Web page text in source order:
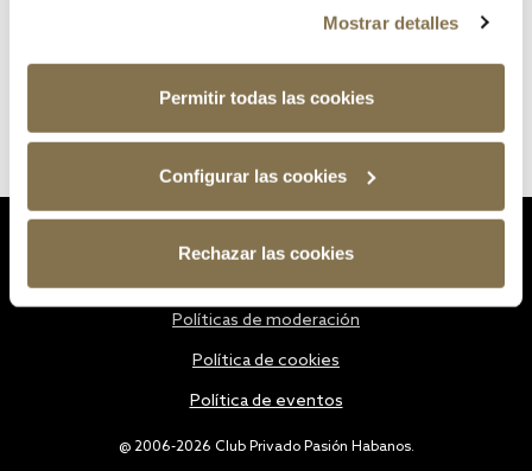
Mostrar detalles
Permitir todas las cookies
Configurar las cookies
Rechazar las cookies
@ 2006-2026 Club Privado Pasión Habanos.
Políticas de moderación
Política de cookies
Política de eventos